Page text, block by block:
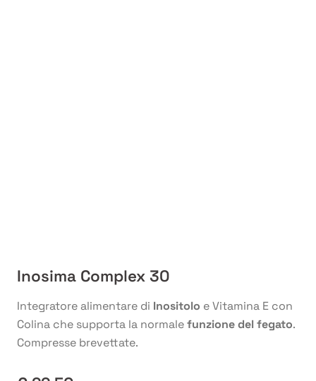
Inosima Complex 30
Integratore alimentare di Inositolo e Vitamina E con
Colina che supporta la normalefunzione del fegato.
Compresse brevettate.